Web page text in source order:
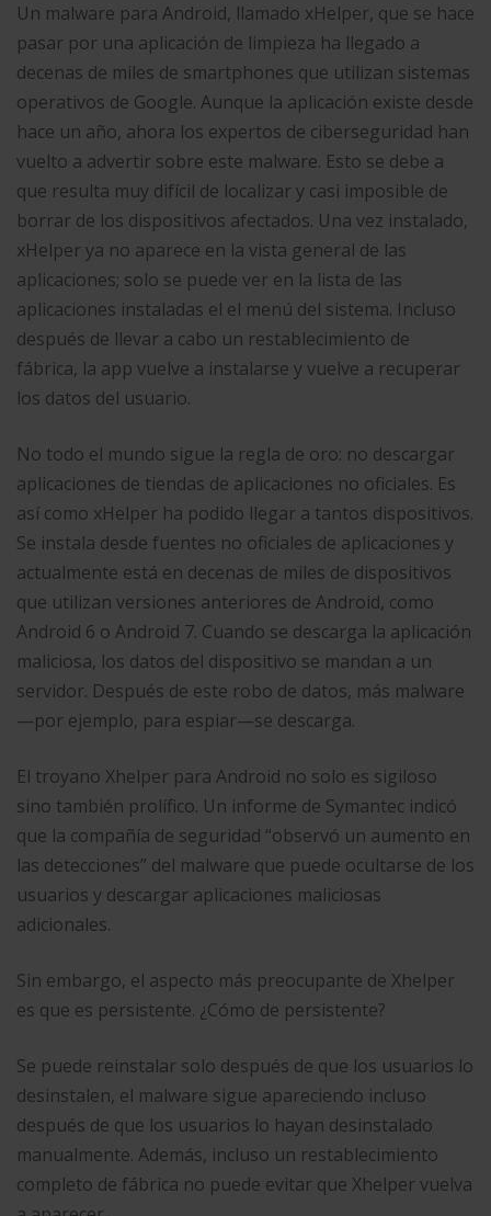
Un malware para Android, llamado xHelper, que se hace
pasar por una aplicación de limpieza ha llegado a
decenas de miles de smartphones que utilizan sistemas
operativos de Google. Aunque la aplicación existe desde
hace un año, ahora los expertos de ciberseguridad han
vuelto a advertir sobre este malware. Esto se debe a
que resulta muy difícil de localizar y casi imposible de
borrar de los dispositivos afectados. Una vez instalado,
xHelper ya no aparece en la vista general de las
aplicaciones; solo se puede ver en la lista de las
aplicaciones instaladas el el menú del sistema. Incluso
después de llevar a cabo un restablecimiento de
fábrica, la app vuelve a instalarse y vuelve a recuperar
los datos del usuario.
No todo el mundo sigue la regla de oro: no descargar
aplicaciones de tiendas de aplicaciones no oficiales. Es
así como xHelper ha podido llegar a tantos dispositivos.
Se instala desde fuentes no oficiales de aplicaciones y
actualmente está en decenas de miles de dispositivos
que utilizan versiones anteriores de Android, como
Android 6 o Android 7. Cuando se descarga la aplicación
maliciosa, los datos del dispositivo se mandan a un
servidor. Después de este robo de datos, más malware
—por ejemplo, para espiar—se descarga.
El troyano Xhelper para Android no solo es sigiloso
sino también prolífico. Un informe de Symantec indicó
que la compañía de seguridad “observó un aumento en
las detecciones” del malware que puede ocultarse de los
usuarios y descargar aplicaciones maliciosas
adicionales.
Sin embargo, el aspecto más preocupante de Xhelper
es que es persistente. ¿Cómo de persistente?
Se puede reinstalar solo después de que los usuarios lo
desinstalen, el malware sigue apareciendo incluso
después de que los usuarios lo hayan desinstalado
manualmente. Además, incluso un restablecimiento
completo de fábrica no puede evitar que Xhelper vuelva